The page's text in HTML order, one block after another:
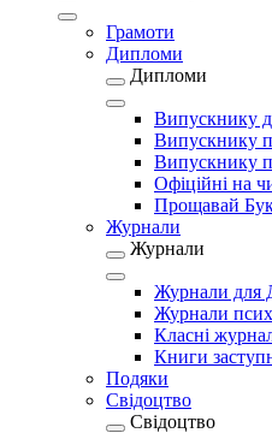
Грамоти
Дипломи
Дипломи
Випускнику
Випускнику
Випускнику
Офіційні на
Прощавай
Журнали
Журнали
Журнали для
Журнали
Класні
Книги
Подяки
Свідоцтво
Свідоцтво